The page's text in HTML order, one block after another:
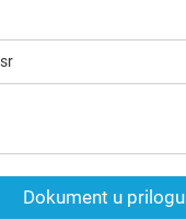
Dokument u prilogu